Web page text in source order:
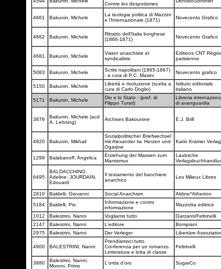
Contre les despotismes
4661 Bakunin, Michele
La teologia politica di Mazzini
e l'Internazionale (1871)
Novecento Grafico
4662 Bakunin, Michele
Ritratto dell'Italia borghese
(1866-1871)
Novecento Grafico
4681 Bakunin, Michele
Vision anarchiste et
syndicaliste
Editions CNT
parisienne
5083 Bakunin, Michele
Scritti napolitani (1865-1867)
- a cura di P.C. Masini
Novecento grafico
5150 Bakunin, Michele
Libertà e rivoluzione (scelta a
cura di Carlo Doglio)
Istituto editoriale
italiano
5171
Bakunin, Michele
Dio e lo Stato - (pref. di
Filippo Turati)
Libreria
di avanguardia
3876
Bakunin, Michele (acd
A. Lehning)
Archives Bakounine E.J. Brill
4920 Bakunin, Mikhail
Sozialpolitischer Briefwechsel
mit Alexander Iw. Herzen und
Ogarjow
Karin Kramer
1299 Balabanoff, Angelica
Erziehung der Massen zum
Marxismus
Laubsche
6495
BALDACCHINO,
Adeline; JOURDAIN,
Edouard
Il testamento del banchiere
anarchico
Les Milieux Libres
2810 Baldelli, Giovanni Social Anarchism
Aldine*Atherton
5184
Baldelli, Pio
Informazione e contro
informazione
Mazzotta editrice
1012 Balestrini, Nanni Vogliamo tutto
Garzanti/Feltrinelli
2147
Balestrini, Nanni L'editore
Bompiani
2975
Balestrini, Nanni Der Verleger Libertäre
4900 BALESTRINI, Nanni
Prendiamoci tutto.
Conferenza per un romanzo.
Letteratura e lotta di classe
Feltrinelli
3880
Balestrini, Nanni;
Moroni, Primo
L'orda d'oro SugarCo